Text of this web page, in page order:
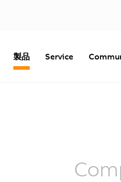
製品 Service